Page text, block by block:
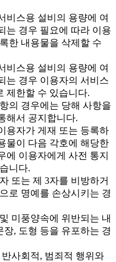
스용 설비의 용량에 여
는 경우 필요에 따라 이용
한 내용물을 삭제할 수
스용 설비의 용량에 여
는 경우 이용자의 서비스
제한할 수 있습니다.
의 경우에는 당해 사항을
해서 공지합니다.
용자가 게재 또는 등록하
물이 다음 각호에 해당한
에 이용자에게 사전 통지
니다.
또는 제 3자를 비방하거
로 명예를 손상시키는 경
미풍양속에 위반되는 내
장, 도형 등을 유포하는 경
사회적, 범죄적 행위와